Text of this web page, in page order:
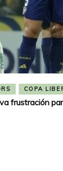
COPA
frustración